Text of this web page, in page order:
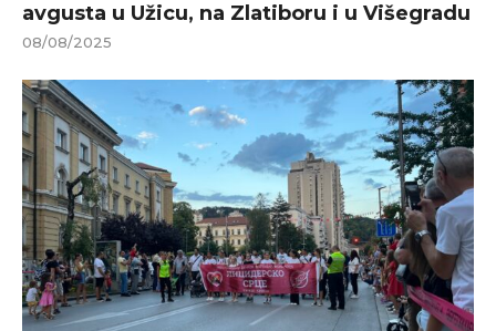
avgusta u Užicu, na Zlatiboru i u Višegradu
08/08/2025